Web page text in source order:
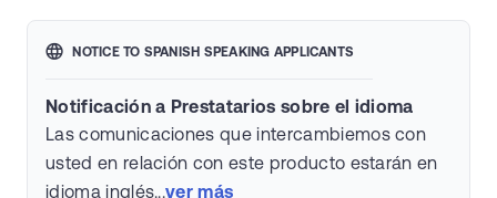
NOTICE TO SPANISH SPEAKING APPLICANTS
Notificación a Prestatarios sobre el idioma
Las comunicaciones que intercambiemos con
usted en relación con este producto estarán en
idioma inglés...ver más